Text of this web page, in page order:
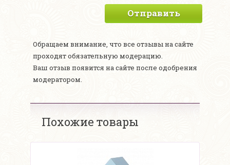
Отправить
Обращаем внимание, что все отзывы на сайте
проходят обязательную модерацию.
Ваш отзыв появится на сайте после одобрения
модератором.
Похожие товары